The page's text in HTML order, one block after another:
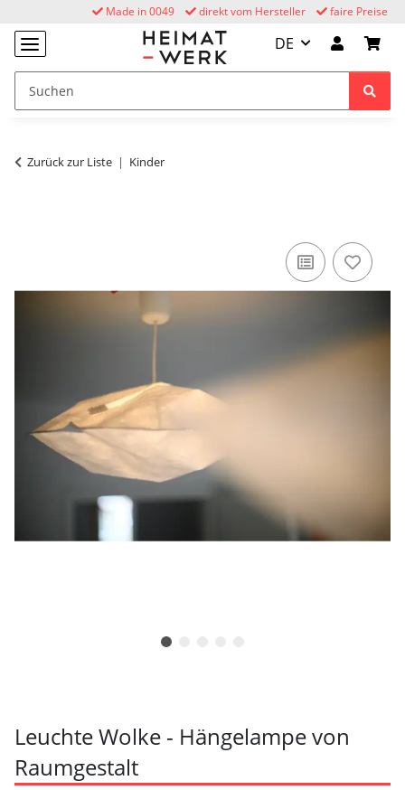
faire Preise
direkt vom Hersteller
Made in 0049
DE
Zurück zur Liste Kinder
Leuchte Wolke - Hängelampe von
Raumgestalt